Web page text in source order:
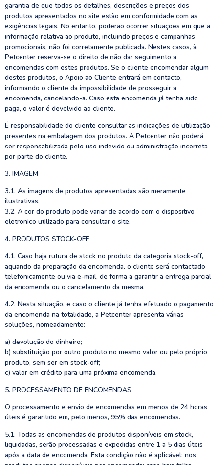
garantia de que todos os detalhes, descrições e preços dos
produtos apresentados no site estão em conformidade com as
exigências legais. No entanto, poderão ocorrer situações em que a
informação relativa ao produto, incluindo preços e campanhas
promocionais, não foi corretamente publicada. Nestes casos, à
Petcenter reserva-se o direito de não dar seguimento a
encomendas com estes produtos. Se o cliente encomendar algum
destes produtos, o Apoio ao Cliente entrará em contacto,
informando o cliente da impossibilidade de prosseguir a
encomenda, cancelando-a. Caso esta encomenda já tenha sido
paga, o valor é devolvido ao cliente.
É responsabilidade do cliente consultar as indicações de utilização
presentes na embalagem dos produtos. A Petcenter não poderá
ser responsabilizada pelo uso indevido ou administração incorreta
por parte do cliente.
3. IMAGEM
3.1. As imagens de produtos apresentadas são meramente
ilustrativas.
3.2. A cor do produto pode variar de acordo com o dispositivo
eletrónico utilizado para consultar o site.
4. PRODUTOS STOCK-OFF
4.1. Caso haja rutura de stock no produto da categoria stock-off,
aquando da preparação da encomenda, o cliente será contactado
telefonicamente ou via e-mail, de forma a garantir a entrega parcial
da encomenda ou o cancelamento da mesma.
4.2. Nesta situação, e caso o cliente já tenha efetuado o pagamento
da encomenda na totalidade, a Petcenter apresenta várias
soluções, nomeadamente:
a) devolução do dinheiro;
b) substituição por outro produto no mesmo valor ou pelo próprio
produto, sem ser em stock-off;
c) valor em crédito para uma próxima encomenda.
5. PROCESSAMENTO DE ENCOMENDAS
O processamento e envio de encomendas em menos de 24 horas
úteis é garantido em, pelo menos, 95% das encomendas.
5.1. Todas as encomendas de produtos disponíveis em stock,
liquidadas, serão processadas e expedidas entre 1 a 5 dias úteis
após a data de encomenda. Esta condição não é aplicável: nos